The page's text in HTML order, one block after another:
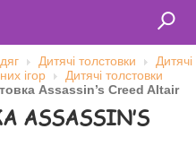
Дитячі толстовки
Дитячі
ігор
Дитячі толстовки
Assassin’s Creed Altair